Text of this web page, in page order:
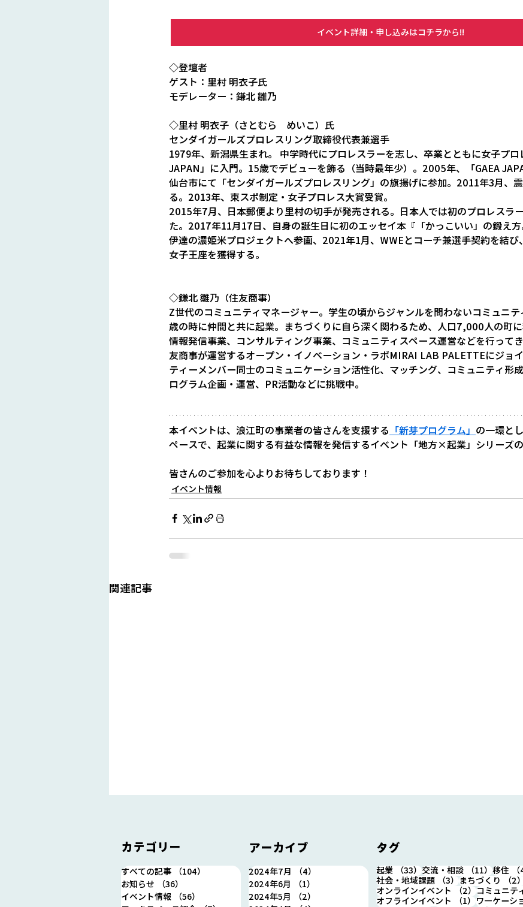
イベント詳細・申し込みはコチラから!!
◇登壇者
ゲスト：里村 明衣子氏
モデレーター：鎌北 雛乃
◇里村 明衣子（さとむら　めいこ）氏
センダイガールズプロレスリング取締役代表兼選手
1979年、新潟県生まれ。 中学時代にプロレスラーを志し、卒業とともに女子プロ
JAPAN」に入門。15歳でデビューを飾る（当時最年少）。2005年、「GAEA
仙台市にて「センダイガールズプロレスリング」の旗揚げに参加。2011年3月、
る。2013年、東スポ制定・女子プロレス大賞受賞。
2015年7月、日本郵便より里村の切手が発売される。日本人では初のプロレスラ
た。2017年11月17日、自身の誕生日に初のエッセイ本『「かっこいい」の鍛え
伊達の濃姫米プロジェクトへ参画、2021年1月、WWEとコーチ兼選手契約を結
女子王座を獲得する。
◇鎌北 雛乃（住友商事）
Z世代のコミュニティマネージャー。学生の頃からジャンルを問わないコミュニ
歳の時に仲間と共に起業。まちづくりに自ら深く関わるため、人口7,000人の町に
情報発信事業、コンサルティング事業、コミュニティスペース運営などを行って
友商事が運営するオープン・イノベーション・ラボMIRAI LAB PALETTEにジョ
ティーメンバー同士のコミュニケーション活性化、マッチング、コミュニティ形
ログラム企画・運営、PR活動などに挑戦中。
本イベントは、浪江町の事業者の皆さんを支援する 「新芽プログラム」 の一環と
ペースで、起業に関する有益な情報を発信するイベント 「地方×起業」 シリーズ
皆さんのご参加を心よりお待ちしております！
イベント情報
関連記事
＼ももクロ・あーりん登壇！
7/25(木)12時～13時 シンカ
カテゴリー アーカイブ タグ
すべての記事 （104）
104件の記事
お知らせ
（36）
イベント情報
（56）
2024年7月 （4）
2024年6月
（1）
2024年5月
（2）
起業 （33）33件の記事
交流・相談 （11）11件の
移住
社会・地域課題
（3）3件の記事
まちづくり （2
オンラインイベント
（2）2件の記事
コミュニテ
オフラインイベント
（1）1件の記事
ワ―ケーシ